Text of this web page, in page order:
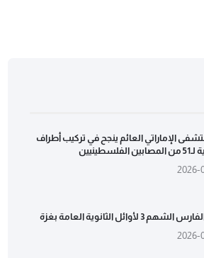
الإماراتي العائم ينجح في تركيب أطراف
الفلسطينيين
2026-
3 لأوائل الثانوية العامة بغزة
2026-